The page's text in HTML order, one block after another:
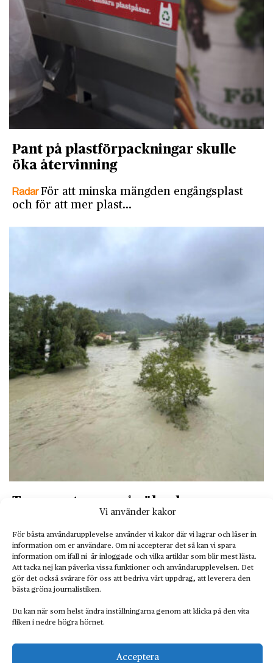
Vi använder kakor
För bästa användarupplevelse använder vi kakor där vi lagrar och läser in
information om er användare. Om ni accepterar det så kan vi spara
information om ifall ni är inloggade och vilka artiklar som blir mest lästa.
Att tacka nej kan påverka vissa funktioner och användarupplevelsen. Det
gör det också svårare för oss att bedriva vårt uppdrag, att leverera den
bästa gröna journalistiken.
Du kan när som helst ändra inställningarna genom att klicka på den vita
fliken i nedre högra hörnet.
Acceptera
Pant på plastförpackningar skulle
öka återvinning
RadarFör att minska mängden engångsplast
och för att mer plast…
Temperaturer spås öka de
kommande åren
RadarPlanetens temperatur kommer oftare att
ligga över 1,5-graders-nivån under de…